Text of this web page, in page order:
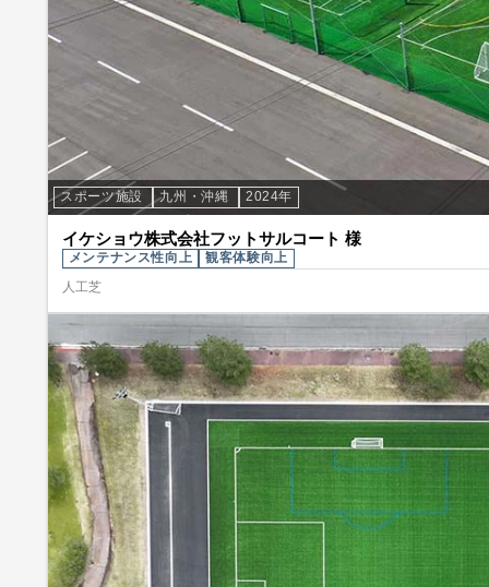
スポーツ施設 九州・沖縄 2024年
イケショウ株式会社フットサルコート 様
メンテナンス性向上
観客体験向上
人工芝